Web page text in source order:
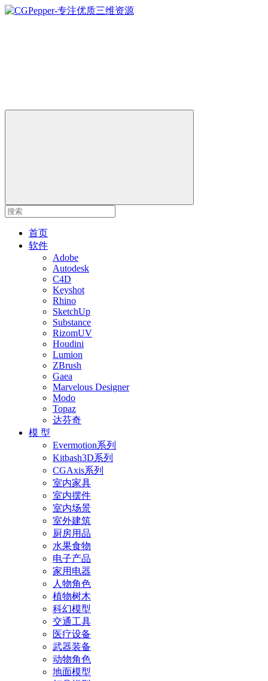
首页
软件
Adobe
Autodesk
C4D
Keyshot
Rhino
SketchUp
Substance
RizomUV
Houdini
Lumion
ZBrush
Gaea
Marvelous Designer
Modo
Topaz
达芬奇
模 型
Evermotion系列
Kitbash3D系列
CGAxis系列
室内家具
室内摆件
室内场景
室外建筑
厨房用品
水果食物
电子产品
家用电器
人物角色
植物树木
科幻模型
交通工具
医疗设备
武器装备
动物角色
地面模型